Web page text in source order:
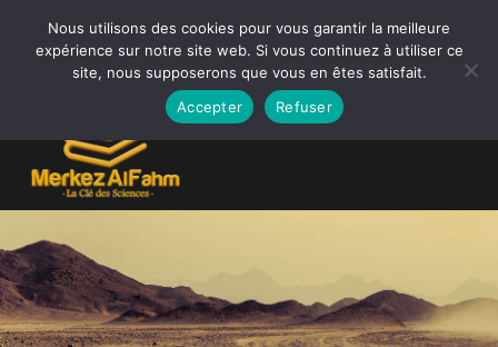
Nous utilisons des cookies pour vous garantir la meilleure
expérience sur notre site web. Si vous continuez à utiliser ce
site, nous supposerons que vous en êtes satisfait.
Accepter
Refuser